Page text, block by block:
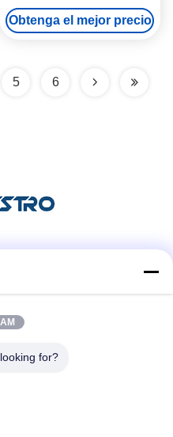
cristalino
Obtenga el mejor precio
5 6
for?